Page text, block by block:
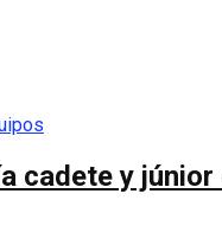
cadete y